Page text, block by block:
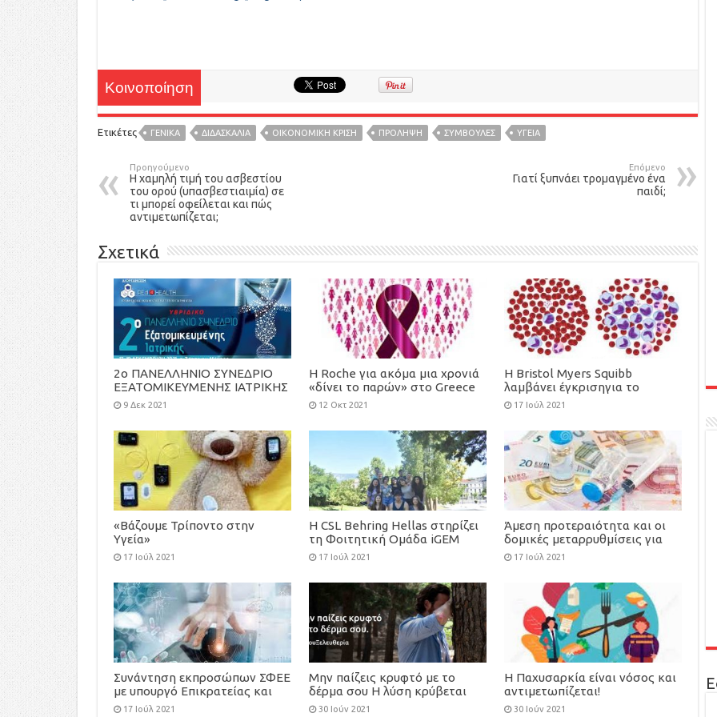
Κοινοποίηση
Ετικέτες ΓΕΝΙΚΑ ΔΙΔΑΣΚΑΛΙΑ ΟΙΚΟΝΟΜΙΚΗ ΚΡΙΣΗ ΠΡΟΛΗΨΗ ΣΥΜΒΟΥΛΕΣ ΥΓΕΙΑ
Προηγούμενο
Η χαμηλή τιμή του ασβεστίου
του ορού (υπασβεστιαιμία) σε
τι μπορεί οφείλεται και πώς
αντιμετωπίζεται;
Επόμενο
Γιατί ξυπνάει τρομαγμένο ένα
παιδί;
Σχετικά
2ο ΠΑΝΕΛΛΗΝΙΟ ΣΥΝΕΔΡΙΟ
ΕΞΑΤΟΜΙΚΕΥΜΕΝΗΣ ΙΑΤΡΙΚΗΣ
9 Δεκ 2021
H Roche για ακόμα μια χρονιά
«δίνει το παρών» στο Greece
Race for the Cure
12 Οκτ 2021
Η Bristol Myers Squibb
λαμβάνει έγκρισηγια το
azacitidine σε δισκία, ως
για ενήλικες με οξεία
μυελογενή λευχαιμία
17 Ιούλ 2021
«Βάζουμε Τρίποντο στην
Υγεία»
17 Ιούλ 2021
H CSL Behring Hellas στηρίζει
τη Φοιτητική Ομάδα iGEM
Athens 2020
17 Ιούλ 2021
Άμεση προτεραιότητα και οι
δομικές μεταρρυθμίσεις για
τον περιορισμό της
17 Ιούλ 2021
Συνάντηση εκπροσώπων ΣΦΕΕ
με υπουργό Επικρατείας και
Ψηφιακής Διακυβέρνησης, κ.
17 Ιούλ 2021
Μην παίζεις κρυφτό με το
δέρμα σου Η λύση κρύβεται
μπροστά σου.
30 Ιούν 2021
Η Παχυσαρκία είναι νόσος και
αντιμετωπίζεται!
30 Ιούν 2021